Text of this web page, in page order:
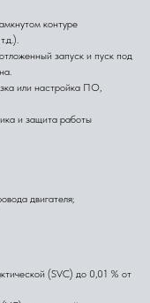
контуре
запуск и пуск под
или настройка ПО,
и защита работы
двигателя;
(SVC) до 0,01 % от